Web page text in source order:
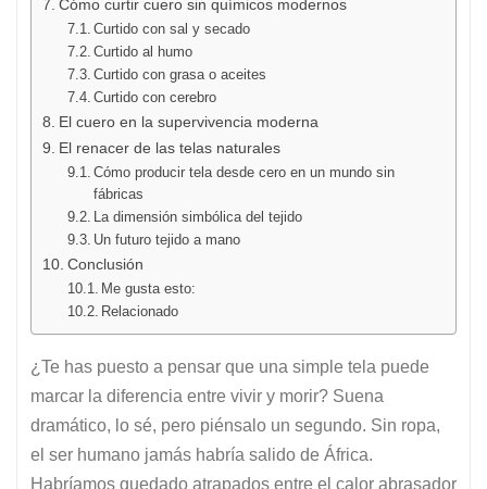
Cómo curtir cuero sin químicos modernos
Curtido con sal y secado
Curtido al humo
Curtido con grasa o aceites
Curtido con cerebro
El cuero en la supervivencia moderna
El renacer de las telas naturales
Cómo producir tela desde cero en un mundo sin
fábricas
La dimensión simbólica del tejido
Un futuro tejido a mano
Conclusión
Me gusta esto:
Relacionado
¿Te has puesto a pensar que una simple tela puede
marcar la diferencia entre vivir y morir? Suena
dramático, lo sé, pero piénsalo un segundo. Sin ropa,
el ser humano jamás habría salido de África.
Habríamos quedado atrapados entre el calor abrasador